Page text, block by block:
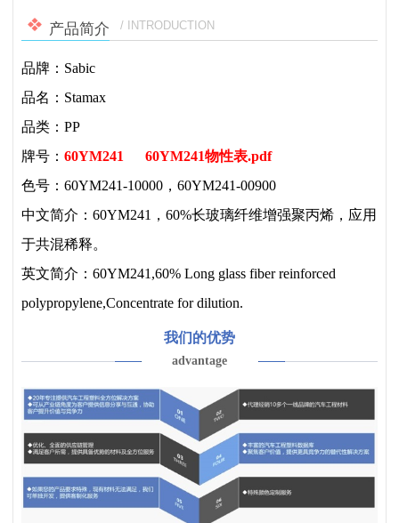
产品简介 / INTRODUCTION
品牌：Sabic
品名：Stamax
品类：PP
牌号： 60YM241
60YM241物性表.pdf
色号：60YM241-10000，60YM241-00900
中文简介：60YM241，60%长玻璃纤维增强聚丙烯，应用
于共混稀释。
英文简介：60YM241,60% Long glass fiber reinforced
polypropylene,Concentrate for dilution.
我们的优势
advantage